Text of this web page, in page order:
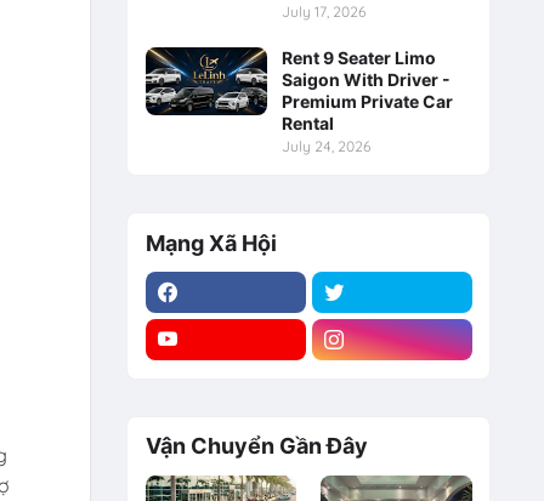
July 17, 2026
Rent 9 Seater Limo
Saigon With Driver -
Premium Private Car
Rental
July 24, 2026
Mạng Xã Hội
Vận Chuyển Gần Đây